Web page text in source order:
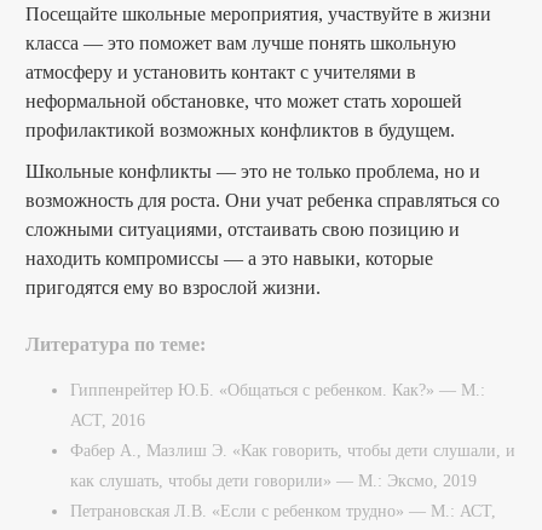
Посещайте школьные мероприятия, участвуйте в жизни
класса — это поможет вам лучше понять школьную
атмосферу и установить контакт с учителями в
неформальной обстановке, что может стать хорошей
профилактикой возможных конфликтов в будущем.
Школьные конфликты — это не только проблема, но и
возможность для роста. Они учат ребенка справляться со
сложными ситуациями, отстаивать свою позицию и
находить компромиссы — а это навыки, которые
пригодятся ему во взрослой жизни.
Литература по теме:
Гиппенрейтер Ю.Б. «Общаться с ребенком. Как?» — М.:
АСТ, 2016
Фабер А., Мазлиш Э. «Как говорить, чтобы дети слушали, и
как слушать, чтобы дети говорили» — М.: Эксмо, 2019
Петрановская Л.В. «Если с ребенком трудно» — М.: АСТ,